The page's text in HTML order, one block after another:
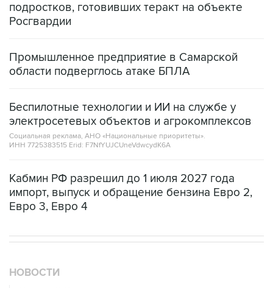
подростков, готовивших теракт на объекте
Росгвардии
Промышленное предприятие в Самарской
области подверглось атаке БПЛА
Беспилотные технологии и ИИ на службе у
электросетевых объектов и агрокомплексов
Социальная реклама, АНО «Национальные приоритеты».
ИНН 7725383515 Erid: F7NfYUJCUneVdwcydK6A
Кабмин РФ разрешил до 1 июля 2027 года
импорт, выпуск и обращение бензина Евро 2,
Евро 3, Евро 4
НОВОСТИ